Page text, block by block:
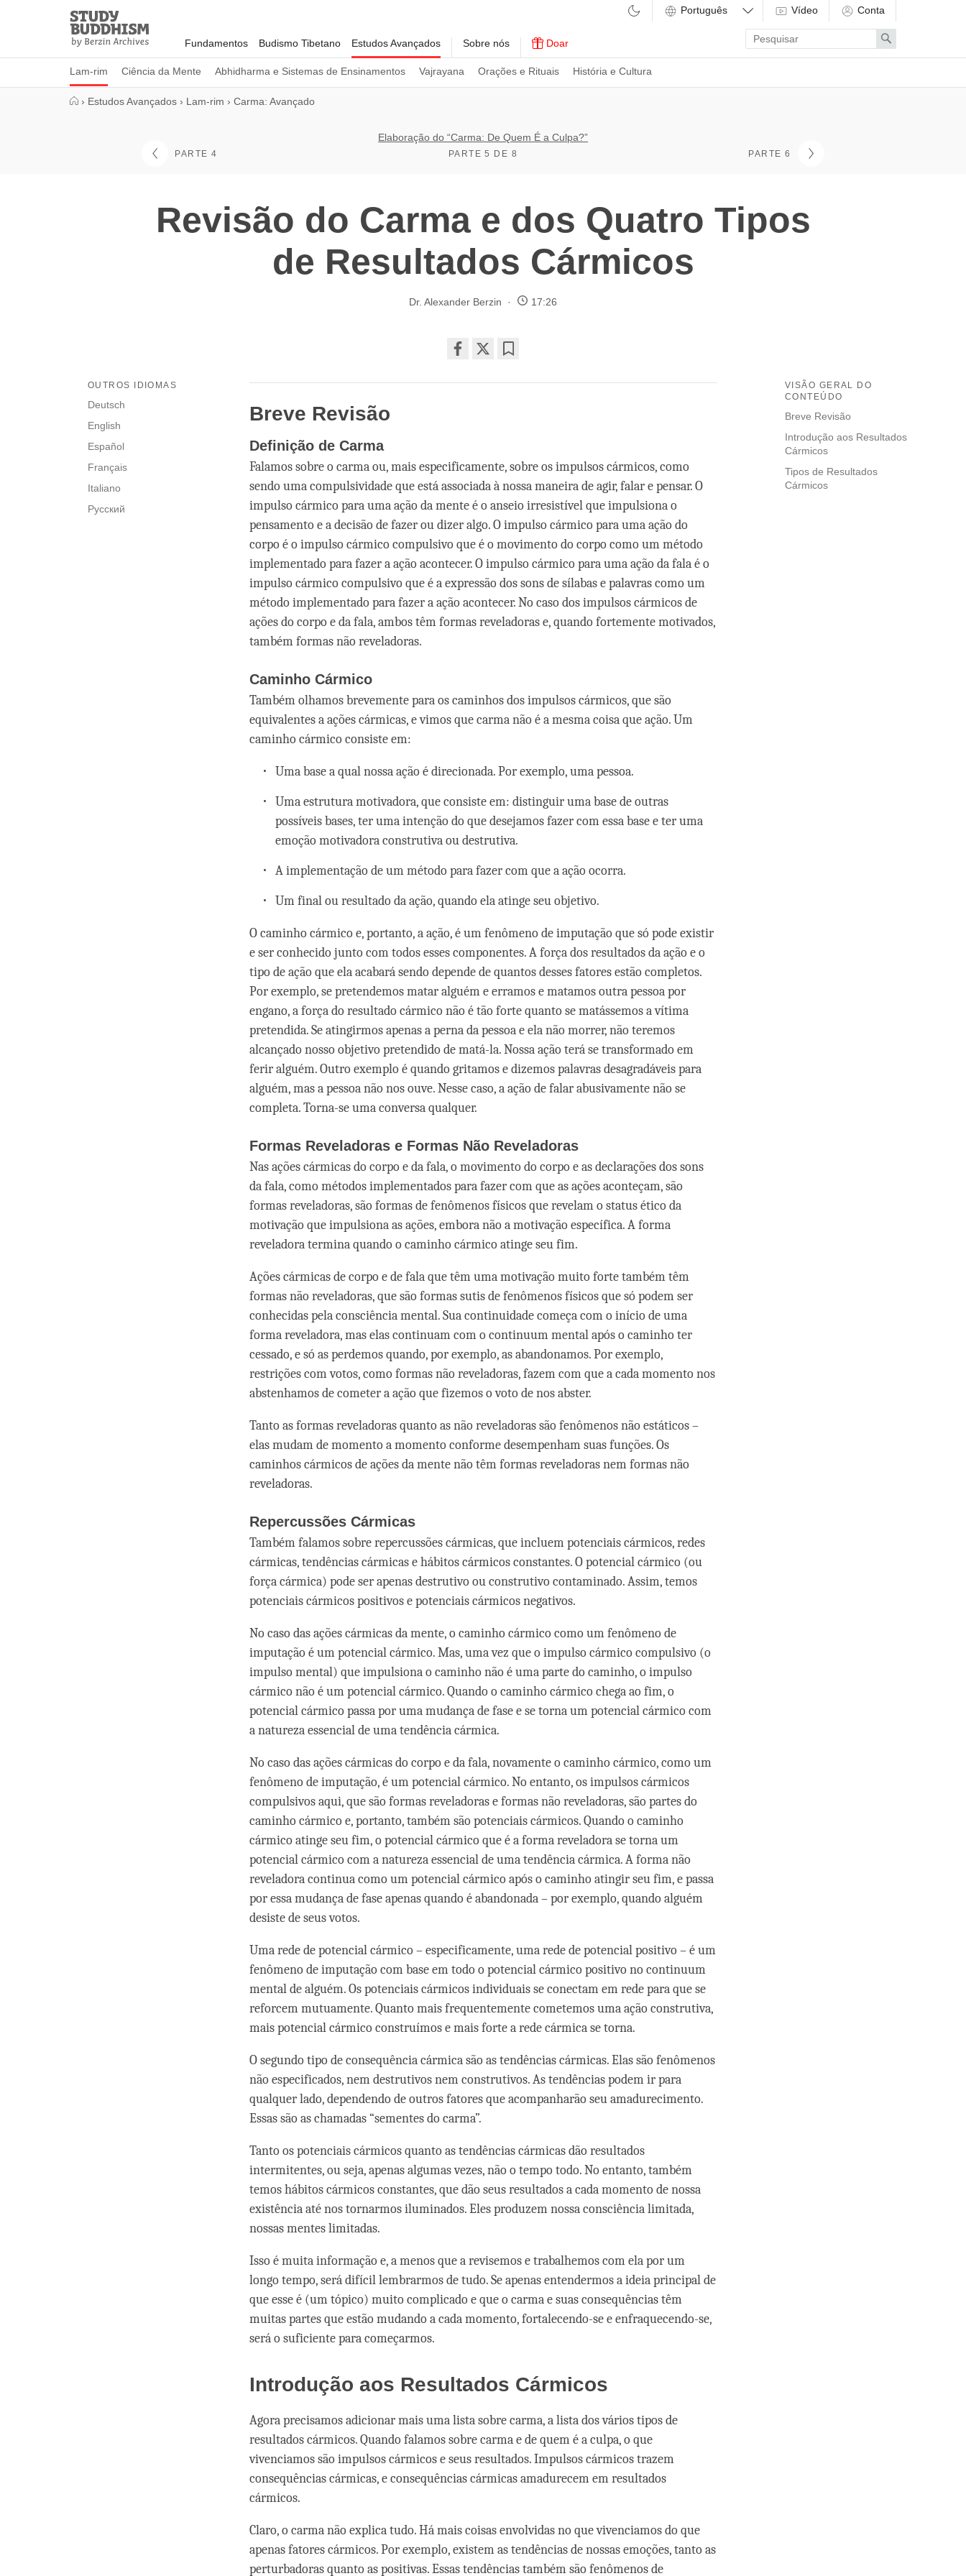
Study
Buddhism
Home
Fundamentos Budismo Tibetano Estudos Avançados
Lam-rim Ciência da Mente Abhidharma e Sistemas de Ensinamentos Vajrayana Orações e Rituais História e Cultura
Sobre nós Doar
Vídeo Conta
Enter
search
term
Search
› Estudos Avançados › Lam-rim › Carma: Avançado
PARTE 4
Elaboração do “Carma: De Quem É a Culpa?”
PARTE 5 DE 8 PARTE 6
Revisão do Carma e dos Quatro Tipos
de Resultados Cármicos
Dr. Alexander Berzin 17:26
on
VISÃO GERAL DO
CONTEÚDO
Breve Revisão
Introdução aos Resultados
Cármicos
Tipos de Resultados
Cármicos
OUTROS IDIOMAS
Deutsch
English
Español
Français
Italiano
Русский
Breve Revisão
Definição de Carma
Falamos sobre o carma ou, mais especificamente, sobre os impulsos cármicos, como
sendo uma compulsividade que está associada à nossa maneira de agir, falar e pensar. O
impulso cármico para uma ação da mente é o anseio irresistível que impulsiona o
pensamento e a decisão de fazer ou dizer algo. O impulso cármico para uma ação do
corpo é o impulso cármico compulsivo que é o movimento do corpo como um método
implementado para fazer a ação acontecer. O impulso cármico para uma ação da fala é o
impulso cármico compulsivo que é a expressão dos sons de sílabas e palavras como um
método implementado para fazer a ação acontecer. No caso dos impulsos cármicos de
ações do corpo e da fala, ambos têm formas reveladoras e, quando fortemente motivados,
também formas não reveladoras.
Caminho Cármico
Também olhamos brevemente para os caminhos dos impulsos cármicos, que são
equivalentes a ações cármicas, e vimos que carma não é a mesma coisa que ação. Um
caminho cármico consiste em:
Uma base a qual nossa ação é direcionada. Por exemplo, uma pessoa.
Uma estrutura motivadora, que consiste em: distinguir uma base de outras
possíveis bases, ter uma intenção do que desejamos fazer com essa base e ter uma
emoção motivadora construtiva ou destrutiva.
A implementação de um método para fazer com que a ação ocorra.
Um final ou resultado da ação, quando ela atinge seu objetivo.
O caminho cármico e, portanto, a ação, é um fenômeno de imputação que só pode existir
e ser conhecido junto com todos esses componentes. A força dos resultados da ação e o
tipo de ação que ela acabará sendo depende de quantos desses fatores estão completos.
Por exemplo, se pretendemos matar alguém e erramos e matamos outra pessoa por
engano, a força do resultado cármico não é tão forte quanto se matássemos a vítima
pretendida. Se atingirmos apenas a perna da pessoa e ela não morrer, não teremos
alcançado nosso objetivo pretendido de matá-la. Nossa ação terá se transformado em
ferir alguém. Outro exemplo é quando gritamos e dizemos palavras desagradáveis para
alguém, mas a pessoa não nos ouve. Nesse caso, a ação de falar abusivamente não se
completa. Torna-se uma conversa qualquer.
Formas Reveladoras e Formas Não Reveladoras
Nas ações cármicas do corpo e da fala, o movimento do corpo e as declarações dos sons
da fala, como métodos implementados para fazer com que as ações aconteçam, são
formas reveladoras, são formas de fenômenos físicos que revelam o status ético da
motivação que impulsiona as ações, embora não a motivação específica. A forma
reveladora termina quando o caminho cármico atinge seu fim.
Ações cármicas de corpo e de fala que têm uma motivação muito forte também têm
formas não reveladoras, que são formas sutis de fenômenos físicos que só podem ser
conhecidas pela consciência mental. Sua continuidade começa com o início de uma
forma reveladora, mas elas continuam com o continuum mental após o caminho ter
cessado, e só as perdemos quando, por exemplo, as abandonamos. Por exemplo,
restrições com votos, como formas não reveladoras, fazem com que a cada momento nos
abstenhamos de cometer a ação que fizemos o voto de nos abster.
Tanto as formas reveladoras quanto as não reveladoras são fenômenos não estáticos –
elas mudam de momento a momento conforme desempenham suas funções. Os
caminhos cármicos de ações da mente não têm formas reveladoras nem formas não
reveladoras.
Repercussões Cármicas
Também falamos sobre repercussões cármicas, que incluem potenciais cármicos, redes
cármicas, tendências cármicas e hábitos cármicos constantes. O potencial cármico (ou
força cármica) pode ser apenas destrutivo ou construtivo contaminado. Assim, temos
potenciais cármicos positivos e potenciais cármicos negativos.
No caso das ações cármicas da mente, o caminho cármico como um fenômeno de
imputação é um potencial cármico. Mas, uma vez que o impulso cármico compulsivo (o
impulso mental) que impulsiona o caminho não é uma parte do caminho, o impulso
cármico não é um potencial cármico. Quando o caminho cármico chega ao fim, o
potencial cármico passa por uma mudança de fase e se torna um potencial cármico com
a natureza essencial de uma tendência cármica.
No caso das ações cármicas do corpo e da fala, novamente o caminho cármico, como um
fenômeno de imputação, é um potencial cármico. No entanto, os impulsos cármicos
compulsivos aqui, que são formas reveladoras e formas não reveladoras, são partes do
caminho cármico e, portanto, também são potenciais cármicos. Quando o caminho
cármico atinge seu fim, o potencial cármico que é a forma reveladora se torna um
potencial cármico com a natureza essencial de uma tendência cármica. A forma não
reveladora continua como um potencial cármico após o caminho atingir seu fim, e passa
por essa mudança de fase apenas quando é abandonada – por exemplo, quando alguém
desiste de seus votos.
Uma rede de potencial cármico – especificamente, uma rede de potencial positivo – é um
fenômeno de imputação com base em todo o potencial cármico positivo no continuum
mental de alguém. Os potenciais cármicos individuais se conectam em rede para que se
reforcem mutuamente. Quanto mais frequentemente cometemos uma ação construtiva,
mais potencial cármico construímos e mais forte a rede cármica se torna.
O segundo tipo de consequência cármica são as tendências cármicas. Elas são fenômenos
não especificados, nem destrutivos nem construtivos. As tendências podem ir para
qualquer lado, dependendo de outros fatores que acompanharão seu amadurecimento.
Essas são as chamadas “sementes do carma”.
Tanto os potenciais cármicos quanto as tendências cármicas dão resultados
intermitentes, ou seja, apenas algumas vezes, não o tempo todo. No entanto, também
temos hábitos cármicos constantes, que dão seus resultados a cada momento de nossa
existência até nos tornarmos iluminados. Eles produzem nossa consciência limitada,
nossas mentes limitadas.
Isso é muita informação e, a menos que a revisemos e trabalhemos com ela por um
longo tempo, será difícil lembrarmos de tudo. Se apenas entendermos a ideia principal de
que esse é (um tópico) muito complicado e que o carma e suas consequências têm
muitas partes que estão mudando a cada momento, fortalecendo-se e enfraquecendo-se,
será o suficiente para começarmos.
Introdução aos Resultados Cármicos
Agora precisamos adicionar mais uma lista sobre carma, a lista dos vários tipos de
resultados cármicos. Quando falamos sobre carma e de quem é a culpa, o que
vivenciamos são impulsos cármicos e seus resultados. Impulsos cármicos trazem
consequências cármicas, e consequências cármicas amadurecem em resultados
cármicos.
Claro, o carma não explica tudo. Há mais coisas envolvidas no que vivenciamos do que
apenas fatores cármicos. Por exemplo, existem as tendências de nossas emoções, tanto as
perturbadoras quanto as positivas. Essas tendências também são fenômenos de